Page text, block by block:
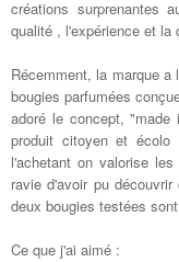
créations surprenantes
qualité , l'expérience et la
Récemment, la marque a
bougies parfumées
adoré le concept,
produit citoyen et écolo
l'achetant on valorise
ravie d'avoir pu
deux bougies testées
Ce que j'ai aimé :